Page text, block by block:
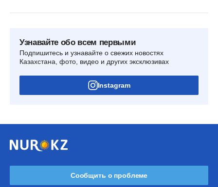
Узнавайте обо всем первыми
Подпишитесь и узнавайте о свежих новостях
Казахстана, фото, видео и других эксклюзивах
Instagram
Сообщить о проблеме